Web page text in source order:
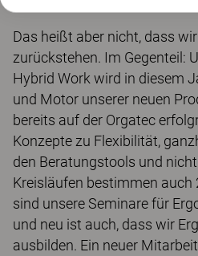
Das heißt aber nicht, dass
zurückstehen. Im Gegenteil:
Hybrid Work wird in diesem
und Motor unserer neuen
bereits auf der Orgatec
Konzepte zu Flexibilität,
den Beratungstools und
Kreisläufen bestimmen auch
sind unsere Seminare für
und neu ist auch, dass wir
ausbilden. Ein neuer